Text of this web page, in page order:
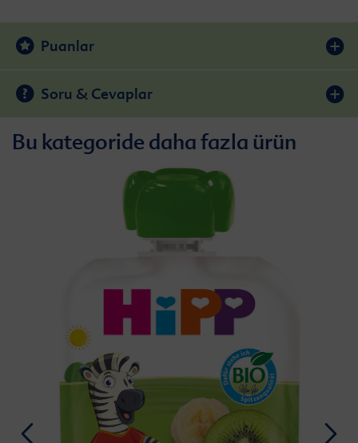
Puanlar
Soru & Cevaplar
Bu kategoride daha fazla ürün